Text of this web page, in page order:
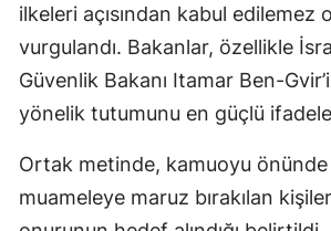
ilkeleri açısından kabul edilemez
vurgulandı. Bakanlar, özellikle
Güvenlik Bakanı Itamar Ben-
yönelik tutumunu en güçlü
Ortak metinde, kamuoyu önünde
muameleye maruz bırakılan